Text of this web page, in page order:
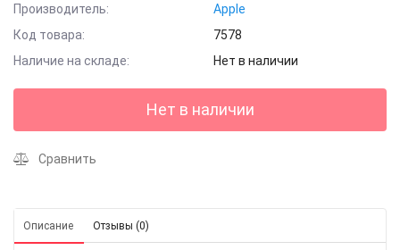
Производитель:
Apple
Код товара:
7578
Наличие на складе:
Нет в наличии
Нет в наличии
Сравнить
Описание Отзывы (0)